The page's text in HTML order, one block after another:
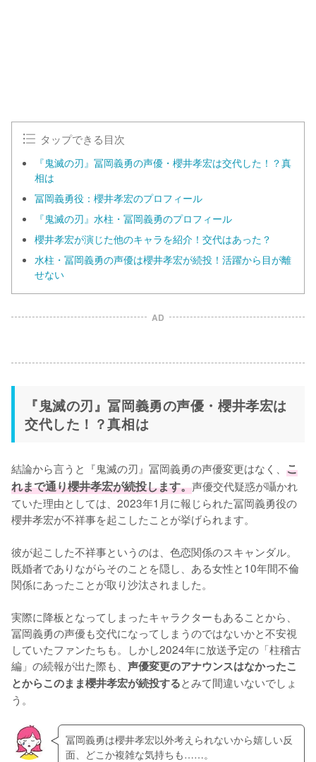
タップできる目次
『鬼滅の刃』冨岡義勇の声優・櫻井孝宏は交代した！？真
相は
冨岡義勇役：櫻井孝宏のプロフィール
『鬼滅の刃』水柱・冨岡義勇のプロフィール
櫻井孝宏が演じた他のキャラを紹介！交代はあった？
水柱・冨岡義勇の声優は櫻井孝宏が続投！活躍から目が離
せない
AD
『鬼滅の刃』冨岡義勇の声優・櫻井孝宏は
交代した！？真相は
結論から言うと『鬼滅の刃』冨岡義勇の声優変更はなく、 こ
れまで通り櫻井孝宏が続投します。声優交代疑惑が囁かれ
ていた理由としては、2023年1月に報じられた冨岡義勇役の
櫻井孝宏が不祥事を起こしたことが挙げられます。
彼が起こした不祥事というのは、色恋関係のスキャンダル。
既婚者でありながらそのことを隠し、ある女性と10年間不倫
関係にあったことが取り沙汰されました。
実際に降板となってしまったキャラクターもあることから、
冨岡義勇の声優も交代になってしまうのではないかと不安視
していたファンたちも。しかし2024年に放送予定の「柱稽古
編」の続報が出た際も、 声優変更のアナウンスはなかったこ
とからこのまま櫻井孝宏が続投するとみて間違いないでしょ
う。
冨岡義勇は櫻井孝宏以外考えられないから嬉しい反
面、どこか複雑な気持ちも……。